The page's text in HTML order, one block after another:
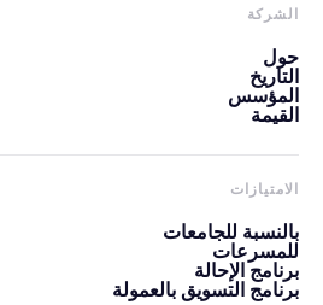
الشركة
حول
التاريخ
المؤسس
القيمة
الامتيازات
بالنسبة للجامعات
للمسرعات
برنامج الإحالة
برنامج التسويق بالعمولة